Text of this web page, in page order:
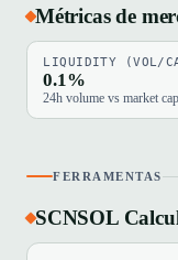
Métricas de
LIQUIDITY (VOL/
0.1%
24h volume vs market cap
FERRAMENTAS
SCNSOL